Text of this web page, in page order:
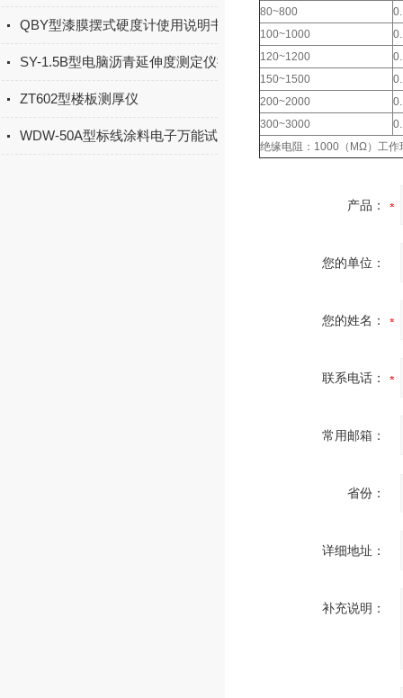
QBY型漆膜摆式硬度计使用说明书
SY-1.5B型电脑沥青延伸度测定仪操作说明
ZT602型楼板测厚仪
WDW-50A型标线涂料电子万能试验机产品介绍
80~800
100~1000
120~1200
150~1500
200~2000
300~3000
绝缘电阻：1000（ΜΩ）工作
产品：
您的单位：
您的姓名：
联系电话：
常用邮箱：
省份：
详细地址：
补充说明：